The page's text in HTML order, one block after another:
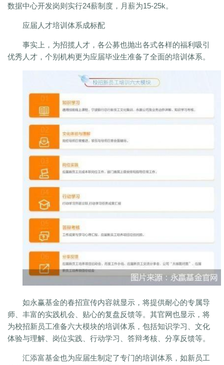
数据中心开发岗则实行24薪制度，月薪为15-25k。
应届人才培训体系成标配
事实上，为招揽人才，各公募也抛出各式各样的福利吸引
优秀人才，个别机构更为应届毕业生准备了全面的培训体系。
如永赢基金的春招宣传内容就显示，将提供耐心的专属导
师、丰富的实践机会、贴心的复盘反馈等。其官网也显示，将
为校招新员工准备六大模块的培训体系，包括知识学习、文化
体验与理解、岗位实践、行动学习、答辩考核、分享反馈等。
汇添富基金也为应届生制定了专门的培训体系，如新员工